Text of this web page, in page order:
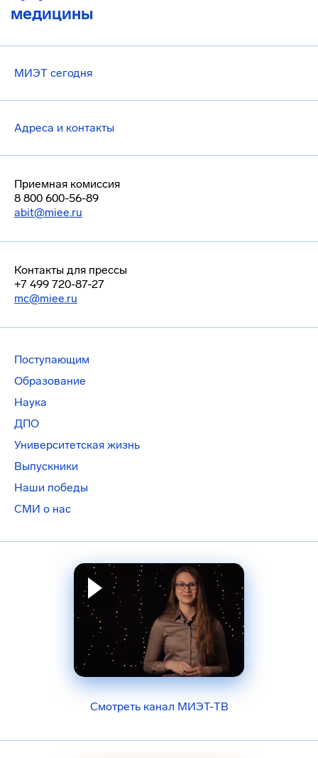
медицины
МИЭТ сегодня
Адреса и контакты
Приемная комиссия
8 800 600-56-89
abit@miee.ru
Контакты для прессы
+7 499 720-87-27
mc@miee.ru
Поступающим
Образование
Наука
ДПО
Университетская жизнь
Выпускники
Наши победы
СМИ о нас
Смотреть канал МИЭТ-ТВ